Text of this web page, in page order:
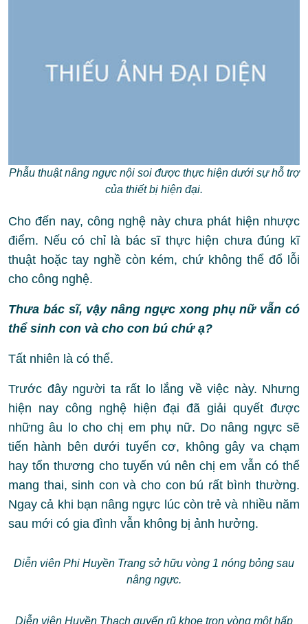
Phẫu thuật nâng ngực nội soi được thực hiện dưới sự hỗ trợ
của thiết bị hiện đại.
Cho đến nay, công nghệ này chưa phát hiện nhược
điểm. Nếu có chỉ là bác sĩ thực hiện chưa đúng kĩ
thuật hoặc tay nghề còn kém, chứ không thể đổ lỗi
cho công nghệ.
Thưa bác sĩ, vậy nâng ngực xong phụ nữ vẫn có
thể sinh con và cho con bú chứ ạ?
Tất nhiên là có thể.
Trước đây người ta rất lo lắng về việc này. Nhưng
hiện nay công nghệ hiện đại đã giải quyết được
những âu lo cho chị em phụ nữ. Do nâng ngực sẽ
tiến hành bên dưới tuyến cơ, không gây va chạm
hay tổn thương cho tuyến vú nên chị em vẫn có thể
mang thai, sinh con và cho con bú rất bình thường.
Ngay cả khi bạn nâng ngực lúc còn trẻ và nhiều năm
sau mới có gia đình vẫn không bị ảnh hưởng.
Diễn viên Phi Huyền Trang sở hữu vòng 1 nóng bỏng sau
nâng ngực.
Diễn viên Huyền Thạch quyến rũ khoe trọn vòng một hấp